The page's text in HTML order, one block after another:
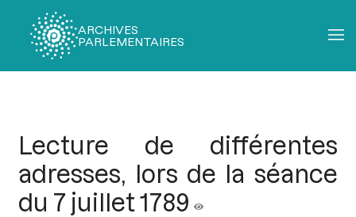
ARCHIVES
PARLEMENTAIRES
Lecture de différentes
adresses, lors de la séance
du 7 juillet 1789